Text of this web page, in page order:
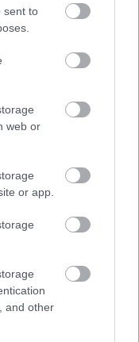
sent to
web or
or app.
and other